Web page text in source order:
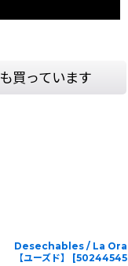
買っています
Desechables / La
【ユーズド】
[